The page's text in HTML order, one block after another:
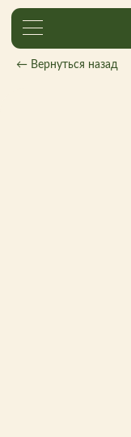
← Вернуться назад